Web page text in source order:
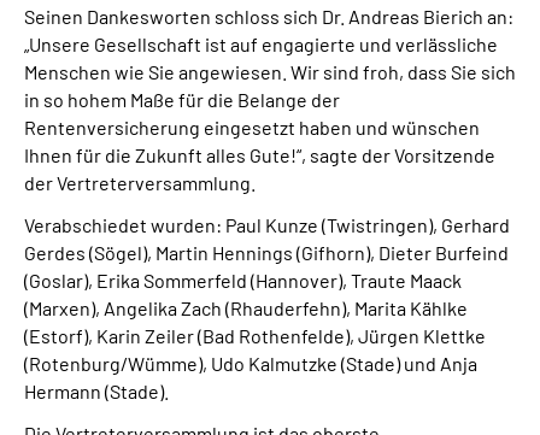
Seinen Dankesworten schloss sich Dr. Andreas Bierich an:
„Unsere Gesellschaft ist auf engagierte und verlässliche
Menschen wie Sie angewiesen. Wir sind froh, dass Sie sich
in so hohem Maße für die Belange der
Rentenversicherung eingesetzt haben und wünschen
Ihnen für die Zukunft alles Gute!“, sagte der Vorsitzende
der Vertreterversammlung.
Verabschiedet wurden: Paul Kunze (Twistringen), Gerhard
Gerdes (Sögel), Martin Hennings (Gifhorn), Dieter Burfeind
(Goslar), Erika Sommerfeld (Hannover), Traute Maack
(Marxen), Angelika Zach (Rhauderfehn), Marita Kählke
(Estorf), Karin Zeiler (Bad Rothenfelde), Jürgen Klettke
(Rotenburg/Wümme), Udo Kalmutzke (Stade) und Anja
Hermann (Stade).